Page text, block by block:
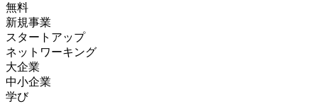
無料
新規事業
スタートアップ
ネットワーキング
大企業
中小企業
学び